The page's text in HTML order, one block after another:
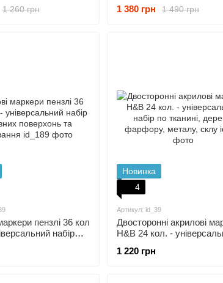
1 260 грн
шкіри, текстилю і тд.
1 490 грн
1 380 грн
пензлі 36 кол
набір
Новинка
4
Артикул: id_39
Двосторонні акрилові
H&B 24 кол. -
фарфору, металу, склу
1 220 грн